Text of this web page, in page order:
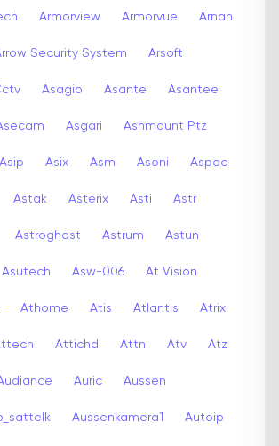
Armorview Armorvue Arnan
Security System Arsoft
Asagio Asante Asantee
Asgari Ashmount Ptz
Asip Asix Asm Asoni Aspac
Astak Asterix Asti Astr
Astroghost Astrum Astun
Asutech Asw-006 At Vision
Athome Atis Atlantis Atrix
Attichd Attn Atv Atz
Auric Aussen
Aussenkamera1 Autoip